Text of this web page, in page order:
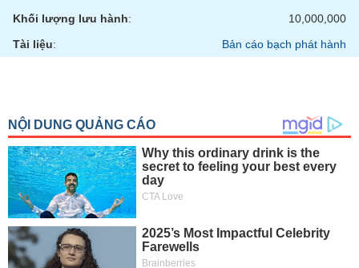
Khối lượng lưu hành:
10,000,000
Tài liệu: Bản cáo bạch phát hành
chính